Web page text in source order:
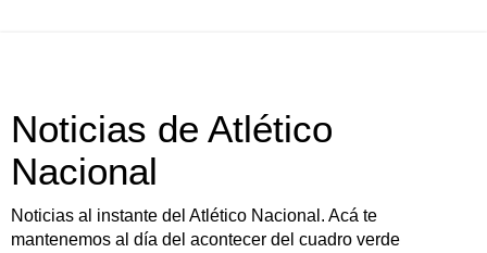
Noticias de Atlético
Nacional
Noticias al instante del Atlético Nacional. Acá te
mantenemos al día del acontecer del cuadro verde